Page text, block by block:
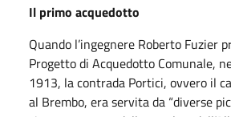
Il primo acquedotto
Quando l’ingegnere Roberto Fuzier
Progetto di Acquedotto Comunale,
1913, la contrada Portici, ovvero il
al Brembo, era servita da “diverse